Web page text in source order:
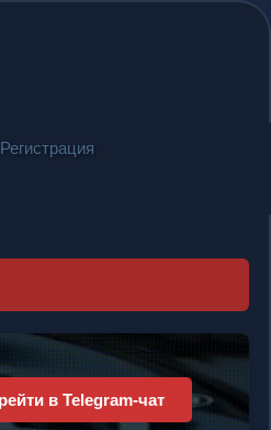
Регистрация
Перейти →
Рекламное место
свободно
Разместите свою рекламу прямо здесь!
Активная аудитория
Высокая конверсия
Доступная цена
Эффективная реклама